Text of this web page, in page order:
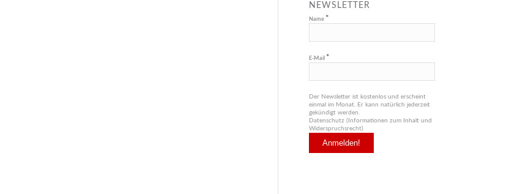
NEWSLETTER
Name *
E-Mail *
Der Newsletter ist kostenlos und erscheint
einmal im Monat. Er kann natürlich jederzeit
gekündigt werden.
Datenschutz (Informationen zum Inhalt und
Widerspruchsrecht)